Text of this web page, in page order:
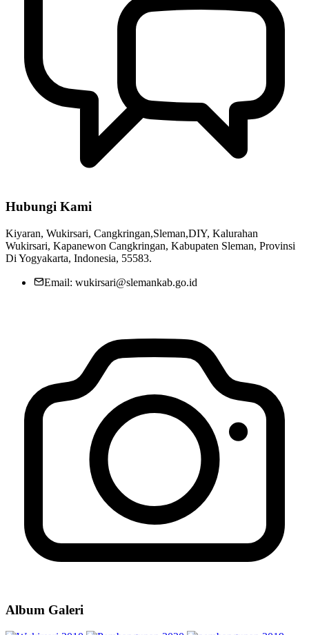
PERATURAN LURAH WUKIRSARI NOMOR 3 TAHUN 2022
Longsor di Padukuhan Surodadi 27 Februari 2025
Pra Pembekalan Kepada Calon Dukuh Karangpakis dan Calon
Hubungi Kami
Kiyaran, Wukirsari, Cangkringan,Sleman,DIY, Kalurahan
Wukirsari, Kapanewon Cangkringan, Kabupaten Sleman, Provinsi
Di Yogyakarta, Indonesia, 55583.
Email: wukirsari@slemankab.go.id
Album Galeri